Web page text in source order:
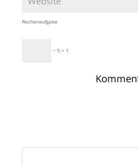
Rechenaufgabe
− 5 = 1